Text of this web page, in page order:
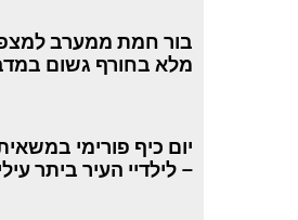
בור חמת ממערב
מלא בחורף גשום
יום כיף פורימי
– לילדיי העיר ביתר